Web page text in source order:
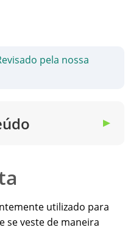
pela nossa
▼
utilizado para
se veste de maneira